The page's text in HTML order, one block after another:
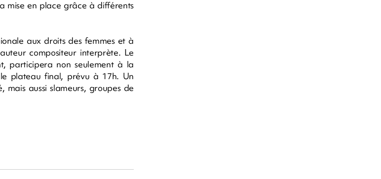
mise en place grâce à différents
aux droits des femmes et à
compositeur interprète. Le
participera non seulement à la
plateau final, prévu à 17h. Un
mais aussi slameurs, groupes de